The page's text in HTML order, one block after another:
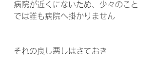
病院が近くにないため、少々のこと
では誰も病院へ掛かりません
それの良し悪しはさておき